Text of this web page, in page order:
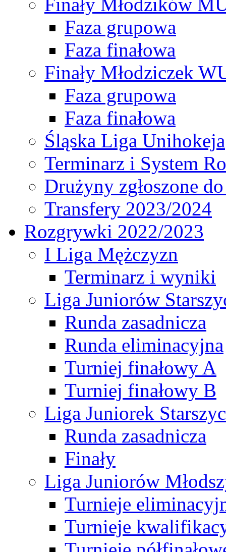
Faza grupowa
Faza finałowa
Finały Młodziczek
Faza grupowa
Faza finałowa
Śląska Liga Unihokeja
Terminarz i System
Drużyny zgłoszone
Transfery 2023/2024
Rozgrywki 2022/2023
I Liga Mężczyzn
Terminarz i wyniki
Liga Juniorów
Runda zasadnicza
Runda eliminacyjna
Turniej finałowy A
Turniej finałowy B
Liga Juniorek
Runda zasadnicza
Finały
Liga Juniorów
Turnieje
Turnieje